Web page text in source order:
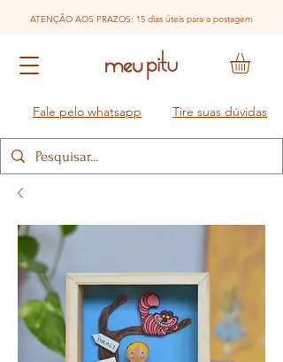
ATENÇÃO AOS PRAZOS: 15 dias úteis para a postagem
Fale pelo whatsapp Tire suas dúvidas